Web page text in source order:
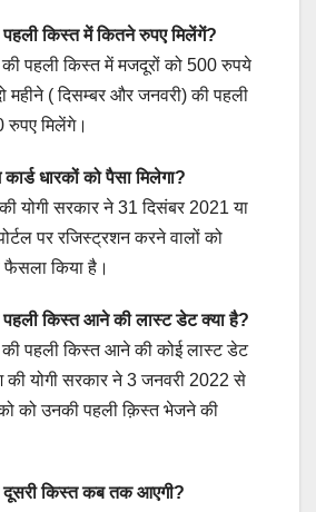
पहली किस्त में कितने रुपए मिलेंगें?
की पहली किस्त में मजदूरों को 500 रुपये
महीने ( दिसम्बर और जनवरी) की पहली
मिलेंगे।
धारकों को पैसा मिलेगा?
योगी सरकार ने 31 दिसंबर 2021 या
पर रजिस्ट्रशन करने वालों को
फैसला किया है।
पहली किस्त आने की लास्ट डेट क्या है?
की पहली किस्त आने की कोई लास्ट डेट
की योगी सरकार ने 3 जनवरी 2022 से
को उनकी पहली क़िस्त भेजने की
दूसरी किस्त कब तक आएगी?